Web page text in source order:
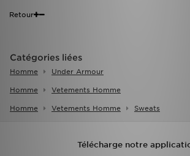
Retour
Catégories liées
Homme Under Armour
Homme Vetements Homme
Homme Vetements Homme Sweats
Télécharge notre